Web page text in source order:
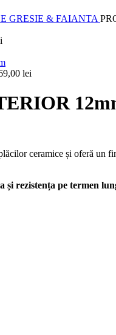
GRESIE & FAIANTA
lei
ceramice și oferă un
și rezistența pe termen